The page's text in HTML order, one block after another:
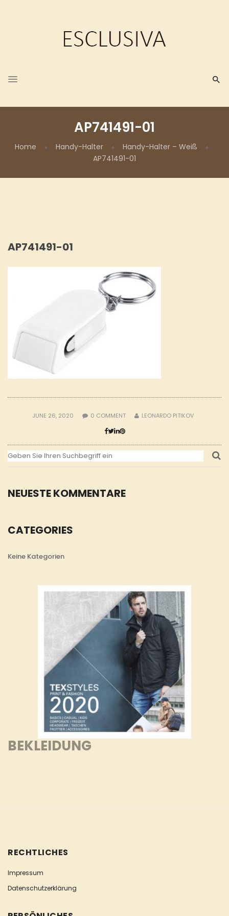
AP741491-01
Home Handy-Halter
Handy-Halter – Weiß
AP741491-01
NEUESTE KOMMENTARE
CATEGORIES
Keine Kategorien
BEKLEIDUNG
AP741491-01
JUNE 26, 2020 0 COMMENT LEONARDO PITIKOV
RECHTLICHES
Impressum
Datenschutzerklärung